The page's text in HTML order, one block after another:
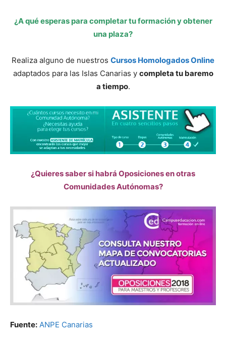
¿A qué esperas para completar tu formación y obtener
una plaza?
Realiza alguno de nuestros Cursos Homologados Online
adaptados para las Islas Canarias y completa tu baremo
a tiempo.
¿Quieres saber si habrá Oposiciones en otras
Comunidades Autónomas?
Fuente: ANPE Canarias